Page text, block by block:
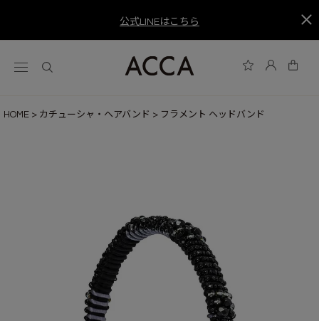
公式LINEはこちら
HOME カチューシャ・ヘアバンド フラメント ヘッドバンド